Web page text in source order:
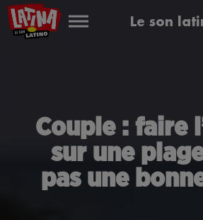
Le son
Couple : faire
sur une
pas une